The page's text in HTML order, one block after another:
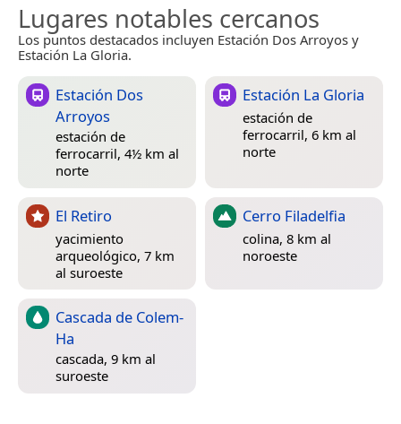
Lugares notables cercanos
Los puntos destacados incluyen Estación Dos Arroyos y
Estación La Gloria.
Estación Dos
Arroyos
estación de
ferrocarril, 4½ km al
norte
Estación La Gloria
estación de
ferrocarril, 6 km al
norte
El Retiro
yacimiento
arqueológico, 7 km
al suroeste
Cerro Filadelfia
colina, 8 km al
noroeste
Cascada de Colem-
Ha
cascada, 9 km al
suroeste